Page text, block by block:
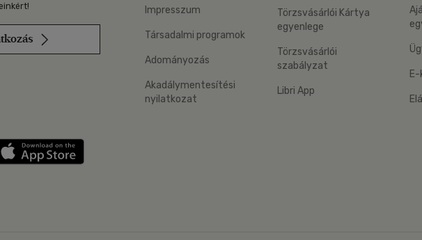
ona LinkedInen
Szerezd meg: Google Play
Impresszum
Társadalmi programok
Adományozás
Akadálymentesítési
nyilatkozat
Törzsvásárlói Kártya
egyenlege
Törzsvásárlói
szabályzat
Libri App